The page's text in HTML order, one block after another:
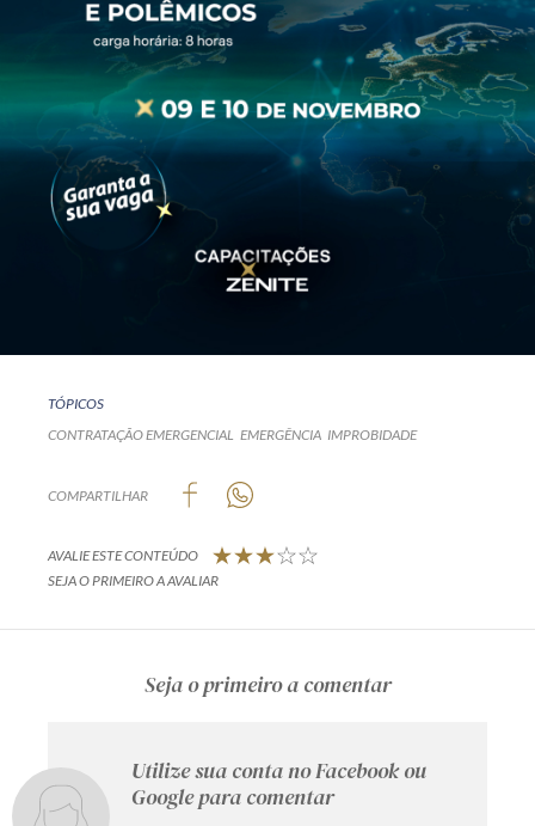
TÓPICOS
CONTRATAÇÃO EMERGENCIAL EMERGÊNCIA IMPROBIDADE
COMPARTILHAR
AVALIE ESTE CONTEÚDO
SEJA O PRIMEIRO A AVALIAR
Seja o primeiro a comentar
Utilize sua conta no Facebook ou
Google para comentar